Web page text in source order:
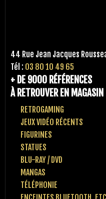
44 Rue Jean Jacques
Tél : 03 80 10 49 65
+ DE 9000 RÉFÉRENCES
À RETROUVER EN MAGASIN
RETROGAMING
JEUX VIDÉO RÉCENTS
FIGURINES
STATUES
BLU-RAY / DVD
MANGAS
TÉLÉPHONIE